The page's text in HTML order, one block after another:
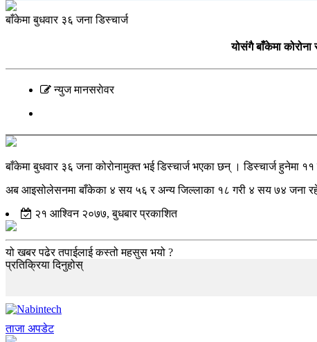
बाँकेमा बुधवार ३६ जना डिस्चार्ज
योसंगै बाँकेमा
न्युज मानसराेवर
बाँकेमा बुधवार ३६ जना कोरोनामुक्त भई डिस्चार्ज भएका छन् । डिस्चार्ज हुनेमा
अब आइसोलेसनमा बाँकेका ४ सय ५६ र अन्य जिल्लाका १८ गरी ४ सय ७४ जना
२१ आश्विन २०७७, बुधबार प्रकाशित
यो खबर पढेर तपाईलाई कस्तो महसुस भयो ?
प्रतिक्रिया दिनुहोस्
ताजा अपडेट